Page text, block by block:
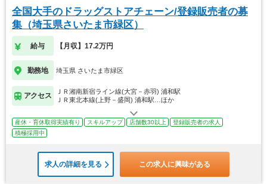
全国大手のドラッグストアチェーン/登録販売者の募
集（埼玉県さいたま市緑区）
給与 【月収】17.2万円
勤務地 埼玉県 さいたま市緑区
アクセス
ＪＲ湘南新宿ライン線(大宮－赤羽) 浦和駅
ＪＲ東北本線(上野－盛岡) 浦和駅…ほか
産休・育休取得実績有り スキルアップ 店舗数30以上
登録販売者の求人
積極採用中
求人の詳細を見る この求人に興味がある